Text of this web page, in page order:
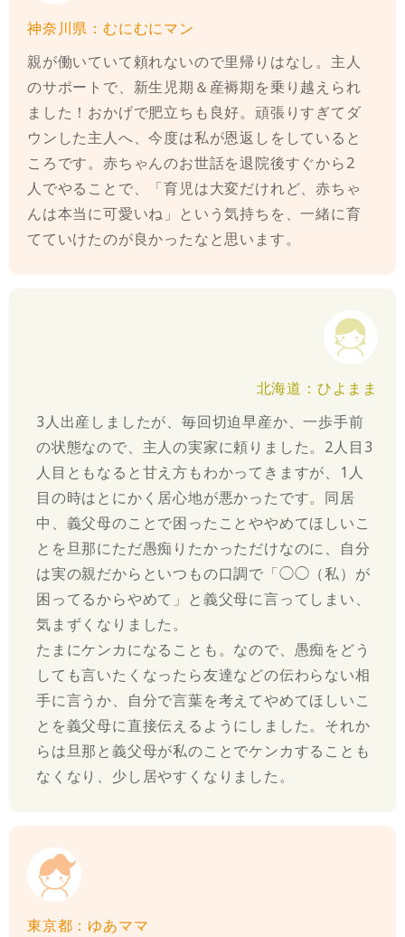
神奈川県：むにむにマン
親が働いていて頼れないので里帰りはなし。主人
のサポートで、新生児期＆産褥期を乗り越えられ
ました！おかげで肥立ちも良好。頑張りすぎてダ
ウンした主人へ、今度は私が恩返しをしていると
ころです。赤ちゃんのお世話を退院後すぐから2
人でやることで、「育児は大変だけれど、赤ちゃ
んは本当に可愛いね」という気持ちを、一緒に育
てていけたのが良かったなと思います。
北海道：ひよまま
3人出産しましたが、毎回切迫早産か、一歩手前
の状態なので、主人の実家に頼りました。2人目3
人目ともなると甘え方もわかってきますが、1人
目の時はとにかく居心地が悪かったです。同居
中、義父母のことで困ったことややめてほしいこ
とを旦那にただ愚痴りたかっただけなのに、自分
は実の親だからといつもの口調で「◯◯（私）が
困ってるからやめて」と義父母に言ってしまい、
気まずくなりました。
たまにケンカになることも。なので、愚痴をどう
しても言いたくなったら友達などの伝わらない相
手に言うか、自分で言葉を考えてやめてほしいこ
とを義父母に直接伝えるようにしました。それか
らは旦那と義父母が私のことでケンカすることも
なくなり、少し居やすくなりました。
東京都：ゆあママ